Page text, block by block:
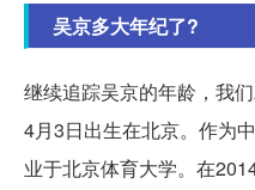
吴京多大年纪了?
继续追踪吴京的年龄，我
4月3日出生在北京。作为
业于北京体育大学。在